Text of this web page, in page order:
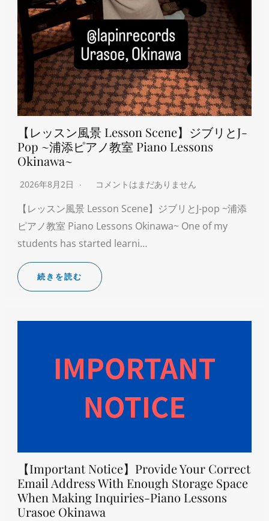
【レッスン風景 Lesson Scene】ジブリとJ-
Pop ~浦添ピアノ教室 Piano Lessons
Okinawa~
2026年8月2日 コメントはまだありません
【レッスン風景 Lesson Scene】ジブリとJ-pop ~浦添
ピアノ教室 Piano Lessons Okinawa~ One of my
students has started learni…
続きを読む
【Important Notice】Provide Your Correct
Email Address With Enough Storage Space
When Making Inquiries-Piano Lessons
Urasoe Okinawa